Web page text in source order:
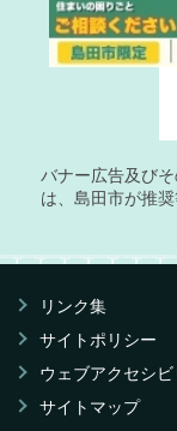
バナー広告及び
は、島田市が推
リンク集
サイトポリシー
ウェブアクセシ
サイトマップ